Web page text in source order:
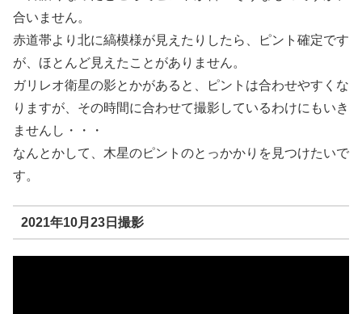
合いません。
赤道帯より北に縞模様が見えたりしたら、ピント確定です
が、ほとんど見えたことがありません。
ガリレオ衛星の影とかがあると、ピントは合わせやすくな
りますが、その時間に合わせて撮影しているわけにもいき
ませんし・・・
なんとかして、木星のピントのとっかかりを見つけたいで
す。
2021年10月23日撮影